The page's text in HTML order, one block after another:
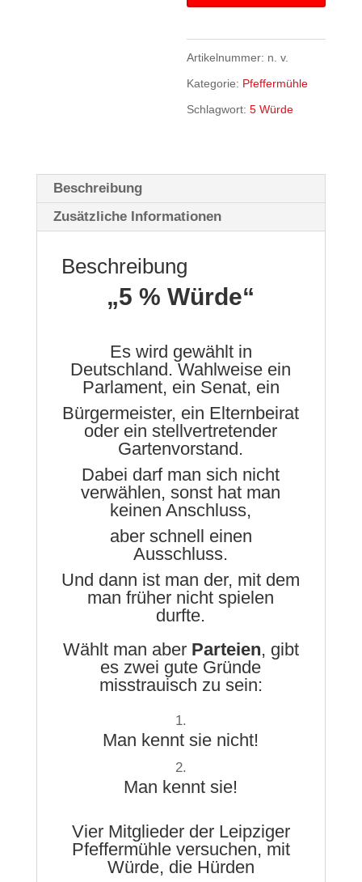
14.12.2026
(20
Uhr)
Menge
Artikelnummer: n. v.
Kategorie: Pfeffermühle
Schlagwort:5 Würde
Beschreibung
Zusätzliche Informationen
Beschreibung
„5 % Würde“
Es wird gewählt in
Deutschland. Wahlweise ein
Parlament, ein Senat, ein
Bürgermeister, ein Elternbeirat
oder ein stellvertretender
Gartenvorstand.
Dabei darf man sich nicht
verwählen, sonst hat man
keinen Anschluss,
aber schnell einen
Ausschluss.
Und dann ist man der, mit dem
man früher nicht spielen
durfte.
Wählt man aber Parteien, gibt
es zwei gute Gründe
misstrauisch zu sein:
Man kennt sie nicht!
Man kennt sie!
Vier Mitglieder der Leipziger
Pfeffermühle versuchen, mit
Würde, die Hürden